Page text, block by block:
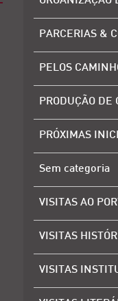
PARCERIAS &
PELOS
PRODUÇÃO DE
PRÓXIMAS
Sem categoria
VISITAS AO
VISITAS
VISITAS